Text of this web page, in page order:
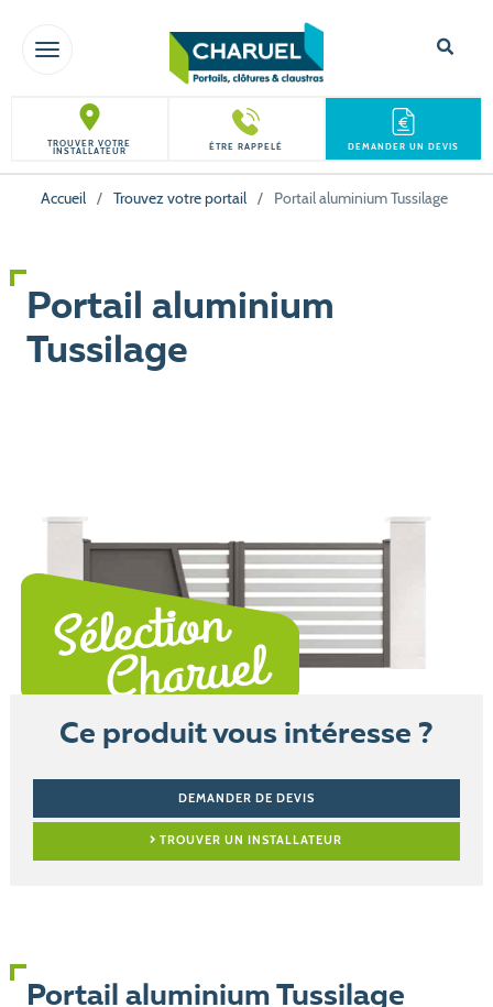
TOGGLE NAVIGATION
TROUVER VOTRE
INSTALLATEUR ÊTRE RAPPELÉ DEMANDER UN DEVIS
Accueil / Trouvez votre portail / Portail aluminium Tussilage
Portail aluminium
Tussilage
Ce produit vous intéresse ?
DEMANDER DE DEVIS
TROUVER UN INSTALLATEUR
Portail aluminium Tussilage